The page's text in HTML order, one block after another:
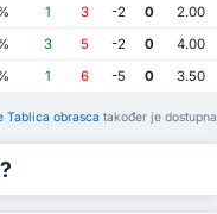
1 3 -2 0
2.00
3 5 -2 0
4.00
1 6 -5 0 3.50
Tablica obrasca također je dostupna